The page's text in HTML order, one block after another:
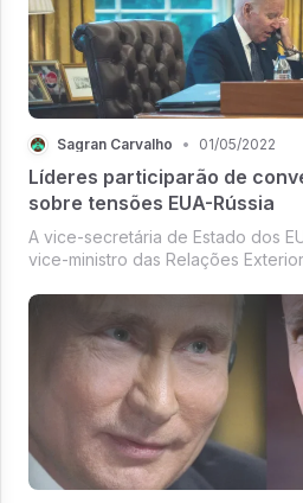
Sagran Carvalho • 01/05/2022
Líderes participarão de
sobre tensões EUA-Rússia
A vice-secretária de Estado dos
vice-ministro das Relações
as duas nações em Genebra, no
aumenta a pressão ...